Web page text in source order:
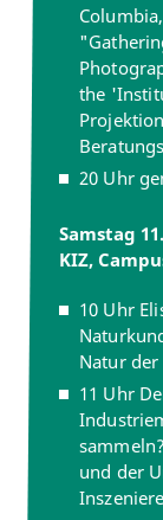
the
20 Uhr
Samstag
KIZ,
10 Uhr
Natur
11 Uhr
und der